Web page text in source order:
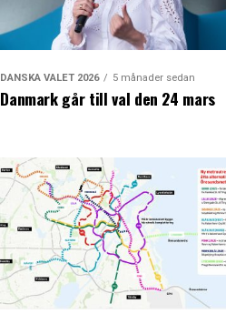
DANSKA VALET 2026 5 månader sedan
Danmark går till val den 24 mars